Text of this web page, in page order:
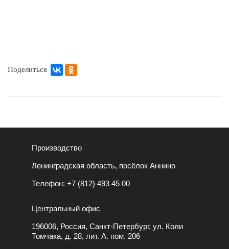
Поделиться
Производство
Ленинградская область, посёлок Аннино
Телефон: +7 (812) 493 45 00
Центральный офис
196006, Россия, Санкт-Петербург, ул. Коли
Томчака, д. 28, лит. А. пом. 206